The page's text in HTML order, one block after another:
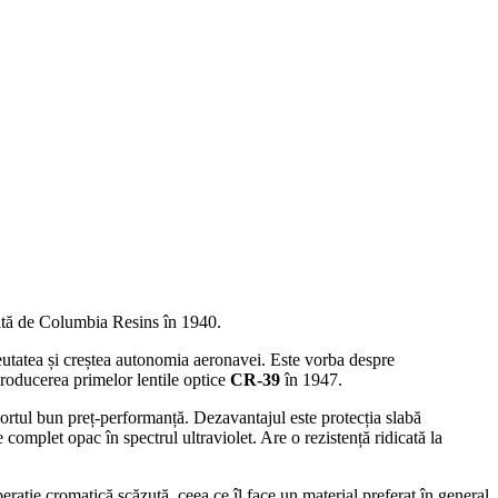
de Columbia Resins în 1940.
și creștea autonomia aeronavei. Este vorba despre
primelor lentile optice CR-39în 1947.
bun preț-performanță. Dezavantajul este protecția slabă
opac în spectrul ultraviolet. Are o rezistență ridicată la